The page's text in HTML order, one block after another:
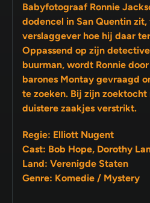
Babyfotograaf Ronnie
dodencel in San Quentin
verslaggever hoe hij daar
Oppassend op zijn
buurman, wordt Ronnie door de
barones Montay gevraagd
te zoeken. Bij zijn zoektocht
duistere zaakjes verstrikt.
Regie: Elliott Nugent
Cast: Bob Hope, Dorothy
Land: Verenigde Staten
Genre: Komedie / Mystery